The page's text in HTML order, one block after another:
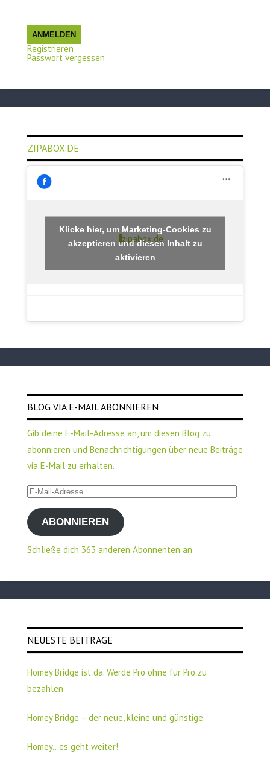
ANMELDEN
Registrieren
Passwort vergessen
ZIPABOX.DE
zipabox.de
Klicke hier, um Marketing-Cookies zu
akzeptieren und diesen Inhalt zu
aktivieren
BLOG VIA E-MAIL ABONNIEREN
Gib deine E-Mail-Adresse an, um diesen Blog zu
abonnieren und Benachrichtigungen über neue Beiträge
via E-Mail zu erhalten.
E-
Mail-
AdresseABONNIEREN
Schließe dich 363 anderen Abonnenten an
NEUESTE BEITRÄGE
Homey Bridge ist da. Werde Pro ohne für Pro zu
bezahlen
Homey Bridge – der neue, kleine und günstige
Homey…es geht weiter!